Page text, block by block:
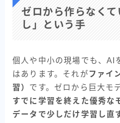
ゼロから作らなく
し」という手
個人や中小の現場でも、AI
はあります。それが ファイ
習） です。ゼロから巨大モ
すでに学習を終えた優秀な
データで少しだけ学習し直